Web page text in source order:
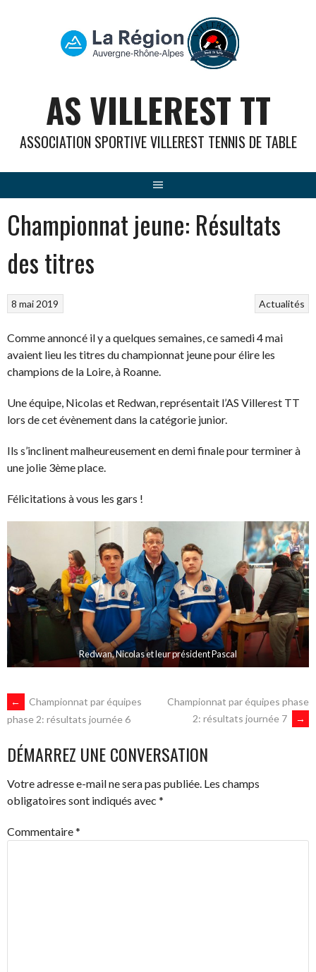
AS VILLEREST TT
ASSOCIATION SPORTIVE VILLEREST TENNIS DE TABLE
Championnat jeune: Résultats
des titres
Actualités
8 mai 2019
Comme annoncé il y a quelques semaines, ce samedi 4 mai
avaient lieu les titres du championnat jeune pour élire les
champions de la Loire, à Roanne.
Une équipe, Nicolas et Redwan, représentait l’AS Villerest TT
lors de cet évènement dans la catégorie junior.
Ils s’inclinent malheureusement en demi finale pour terminer à
une jolie 3ème place.
Félicitations à vous les gars !
Redwan, Nicolas et leur président Pascal
NAVIGATION
DES
ARTICLES
←
Championnat par équipes
phase 2: résultats journée 6
Championnat par équipes phase
2: résultats journée 7
→
DÉMARREZ UNE CONVERSATION
Votre adresse e-mail ne sera pas publiée. Les champs
obligatoires sont indiqués avec *
Commentaire*